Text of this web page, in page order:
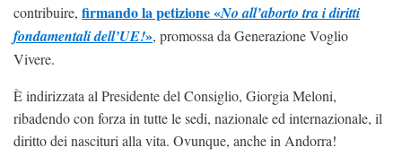
contribuire, firmando la petizione «No all’aborto tra i diritti
fondamentali dell’UE!», promossa da Generazione Voglio
Vivere.
È indirizzata al Presidente del Consiglio, Giorgia Meloni,
ribadendo con forza in tutte le sedi, nazionale ed internazionale, il
diritto dei nascituri alla vita. Ovunque, anche in Andorra!